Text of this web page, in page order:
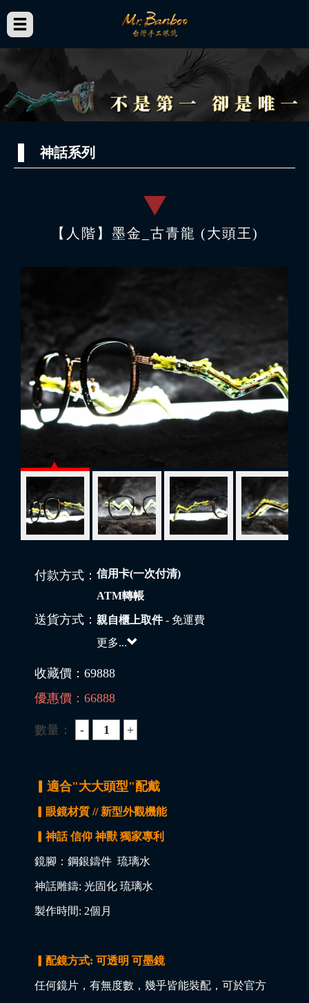
神話系列
【人階】墨金_古青龍 (大頭王)
付款方式： 信用卡(一次付清)
ATM轉帳
送貨方式： 親自櫃上取件- 免運費
更多...
收藏價： 69888
優惠價： 66888
數量：
▎適合"大大頭型"配戴
▎眼鏡材質 // 新型外觀機能
▎神話 信仰 神獸 獨家專利
鏡腳：鋼銀鑄件 琉璃水
神話雕鑄: 光固化 琉璃水
製作時間: 2個月
▎配鏡方式: 可透明 可墨鏡
任何鏡片，有無度數，幾乎皆能裝配，可於官方